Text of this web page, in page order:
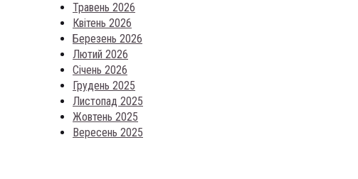
Травень 2026
Квітень 2026
Березень 2026
Лютий 2026
Січень 2026
Грудень 2025
Листопад 2025
Жовтень 2025
Вересень 2025